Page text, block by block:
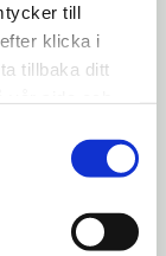
till
klicka i
tillbaka ditt
används och
behandlar
på
på
08-